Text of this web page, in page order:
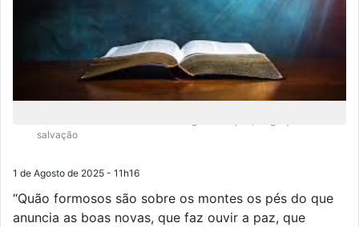
salvação
1 de Agosto de 2025 - 11h16
“Quão formosos são sobre os montes os pés do que
anuncia as boas novas, que faz ouvir a paz, que